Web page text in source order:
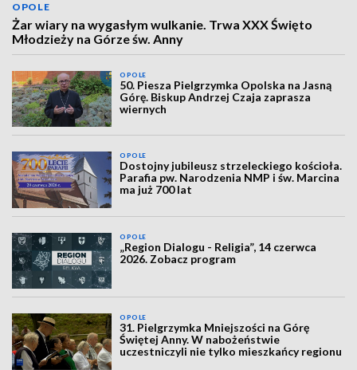
OPOLE
Żar wiary na wygasłym wulkanie. Trwa XXX Święto
Młodzieży na Górze św. Anny
OPOLE
50. Piesza Pielgrzymka Opolska na Jasną
Górę. Biskup Andrzej Czaja zaprasza
wiernych
OPOLE
Dostojny jubileusz strzeleckiego kościoła.
Parafia pw. Narodzenia NMP i św. Marcina
ma już 700 lat
OPOLE
„Region Dialogu - Religia”, 14 czerwca
2026. Zobacz program
OPOLE
31. Pielgrzymka Mniejszości na Górę
Świętej Anny. W nabożeństwie
uczestniczyli nie tylko mieszkańcy regionu